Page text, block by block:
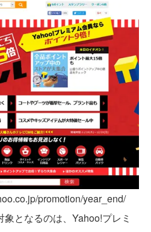
promotion/year_end/
となるのは、Yahoo!プレミ